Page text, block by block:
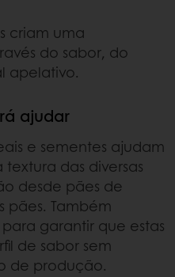
criam uma
do sabor, do
apelativo.
ajudar
e sementes ajudam
das diversas
desde pães de
pães. Também
garantir que estas
de sabor sem
de produção.